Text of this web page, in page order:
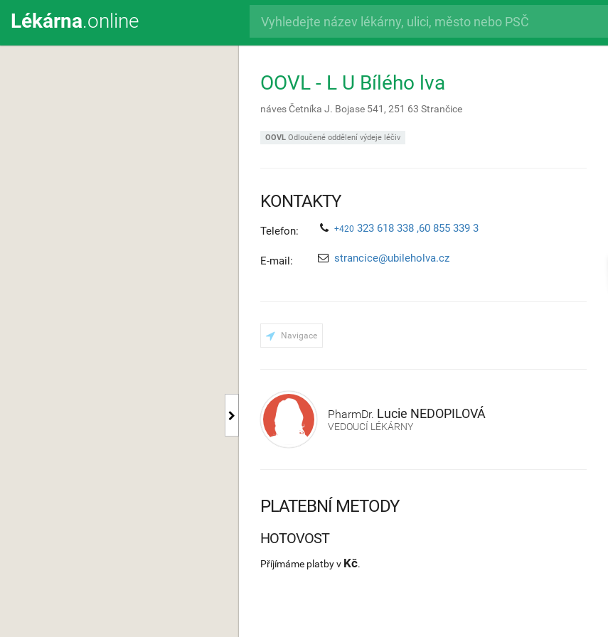
Lékárna.online
OOVL - L U Bílého lva
náves Četníka J. Bojase 541, 251 63 Strančice
OOVL Odloučené oddělení výdeje léčiv
KONTAKTY
Telefon: +420 323 618 338 ,60 855 339 3
E-mail: strancice@ubileholva.cz
Navigace
PharmDr. Lucie NEDOPILOVÁ
VEDOUCÍ LÉKÁRNY
PLATEBNÍ METODY
HOTOVOST
Příjímáme platby v Kč.